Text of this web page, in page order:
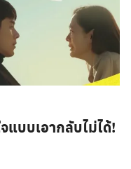
แบบเอากลับไม่ได้!